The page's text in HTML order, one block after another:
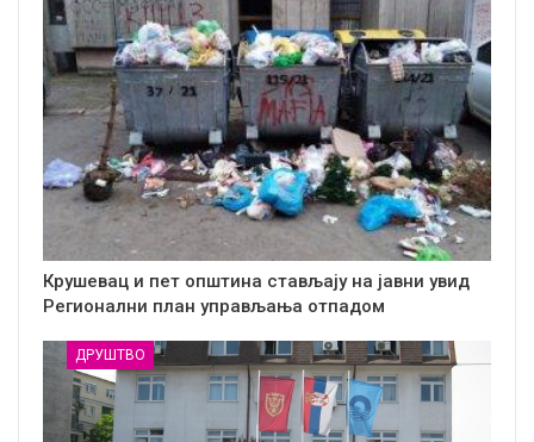
Крушевац и пет општина стављају на јавни увид
Регионални план управљања отпадом
ДРУШТВО